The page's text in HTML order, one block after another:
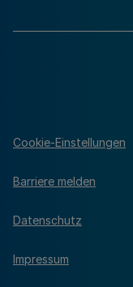
Cookie-Einstellungen
Barriere melden
Datenschutz
Impressum